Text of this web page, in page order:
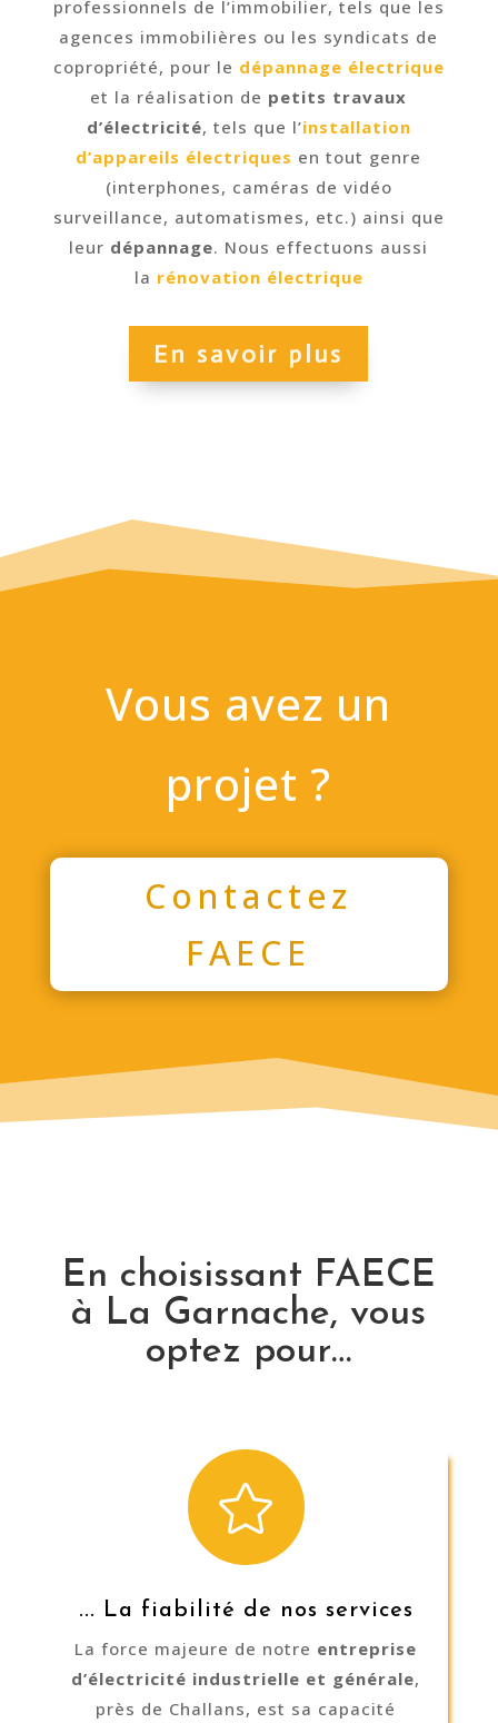
professionnels de l’immobilier, tels que les
agences immobilières ou les syndicats de
copropriété, pour le dépannage électrique
et la réalisation de petits travaux
d’électricité, tels que l’installation
d’appareils électriques en tout genre
(interphones, caméras de vidéo
surveillance, automatismes, etc.) ainsi que
leur dépannage. Nous effectuons aussi
la rénovation électrique
En savoir plus
Vous avez un
projet ?
Contactez
FAECE
En choisissant FAECE
à La Garnache, vous
optez pour…

... La fiabilité de nos services
La force majeure de notre entreprise
d’électricité industrielle et générale,
près de Challans, est sa capacité